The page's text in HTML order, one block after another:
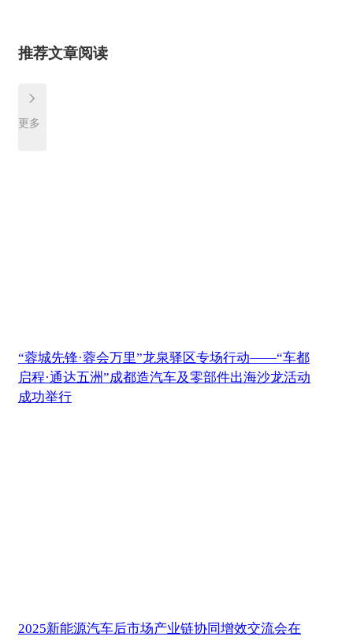
推荐文章阅读
更多
“蓉城先锋·蓉会万里”龙泉驿区专场行动——“车都
启程·通达五洲”成都造汽车及零部件出海沙龙活动
成功举行
2025新能源汽车后市场产业链协同增效交流会在